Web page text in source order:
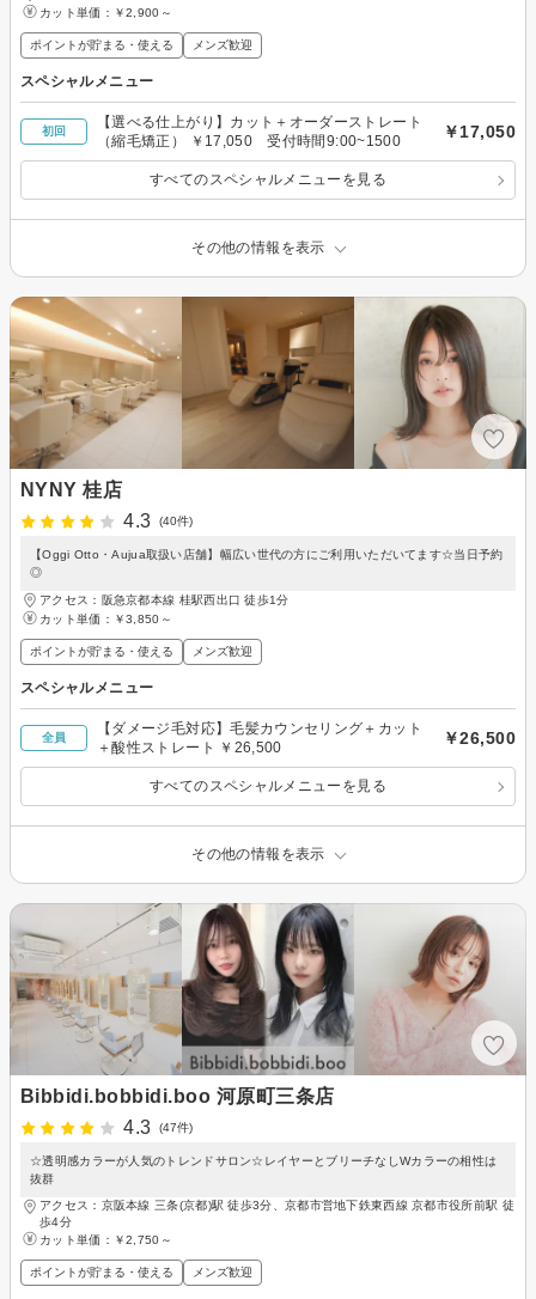
カット単価： ￥2,900～
ポイントが貯まる・使える メンズ歓迎
スペシャルメニュー
初回
【選べる仕上がり】カット＋オーダーストレート
（縮毛矯正） ￥17,050 受付時間9:00~1500
￥17,050
すべてのスペシャルメニューを見る
その他の情報を表示
NYNY 桂店
4.3
(40件)
【Oggi Otto・Aujua取扱い店舗】幅広い世代の方にご利用いただいてます☆当日予約
◎
アクセス：阪急京都本線 桂駅西出口 徒歩1分
カット単価： ￥3,850～
ポイントが貯まる・使える メンズ歓迎
スペシャルメニュー
全員
【ダメージ毛対応】毛髪カウンセリング＋カット
＋酸性ストレート ￥26,500
￥26,500
すべてのスペシャルメニューを見る
その他の情報を表示
Bibbidi.bobbidi.boo 河原町三条店
4.3
(47件)
☆透明感カラーが人気のトレンドサロン☆レイヤーとブリーチなしWカラーの相性は
抜群
アクセス：京阪本線 三条(京都)駅 徒歩3分、京都市営地下鉄東西線 京都市役所前駅 徒
歩4分
カット単価： ￥2,750～
ポイントが貯まる・使える メンズ歓迎